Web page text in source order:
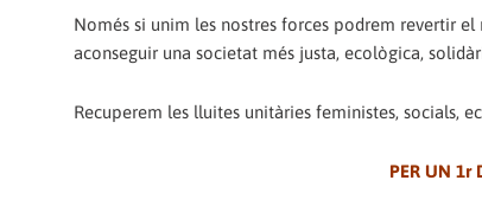
Només si unim les nostres forces podrem revertir
aconseguir una societat més justa, ecològica,
Recuperem les lluites unitàries feministes, socials,
PER UN 1r